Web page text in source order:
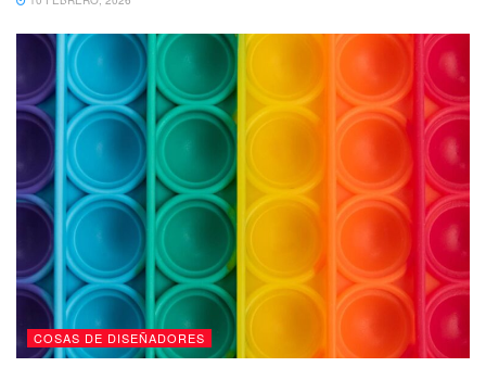
COSAS DE DISEÑADORES